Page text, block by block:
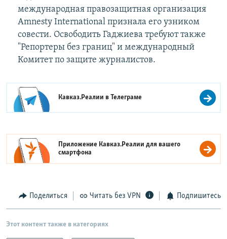
международная правозащитная организация
Amnesty International признала его узником
совести. Освободить Гаджиева требуют также
"Репортеры без границ" и международный
Комитет по защите журналистов.
Кавказ.Реалии вТелеграме
Приложение Кавказ.Реалии для вашего
смартфона
Поделиться Читать без VPN Подпишитесь
Этот контент также в категориях